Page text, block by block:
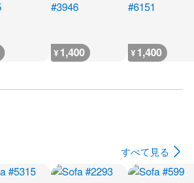
¥1,400 ¥1,400
すべて見る